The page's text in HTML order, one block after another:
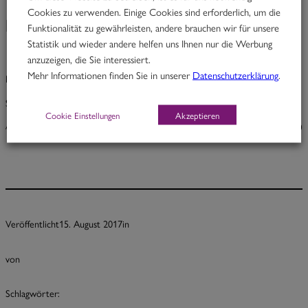
Brady Bunch
Brady Bunch
Schinken, Gouda, Ei, Senf, Tomate & Rucola
A, C, F, G, M 5,70
Veröffentlicht15. August 2017in
von
Schlagwörter:
Cookies zu verwenden. Einige Cookies sind erforderlich, um die
Funktionalität zu gewährleisten, andere brauchen wir für unsere
Statistik und wieder andere helfen uns Ihnen nur die Werbung
anzuzeigen, die Sie interessiert.
Mehr Informationen finden Sie in unsererDatenschutzerklärung.
Cookie Einstellungen Akzeptieren